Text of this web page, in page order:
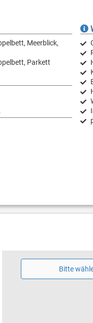
Meerblick,
Parkett
Bitte